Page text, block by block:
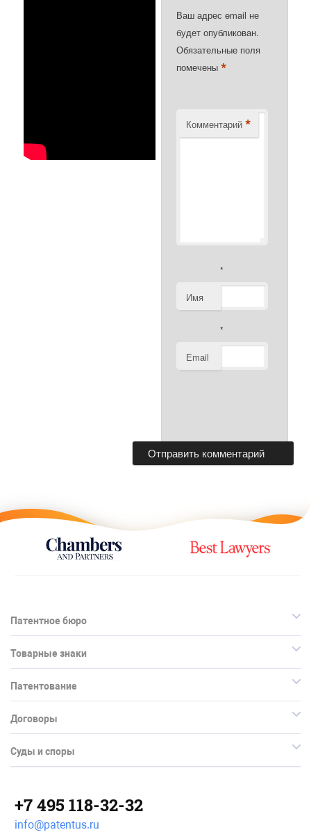
Ваш адрес email не
будет опубликован.
Обязательные поля
помечены*
Комментарий *
Имя
*
Email
*
Патентное бюро
Товарные знаки
Патентование
Договоры
Суды и споры
+7 495 118-32-32
info@patentus.ru